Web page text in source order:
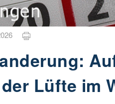
Lüfte im